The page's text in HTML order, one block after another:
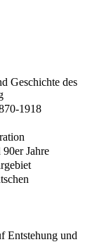
Geschichte des
1918
Jahre
Entstehung und